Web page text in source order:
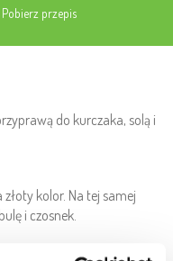
Pobierz przepis
do kurczaka, solą i
kolor. Na tej samej
i czosnek.